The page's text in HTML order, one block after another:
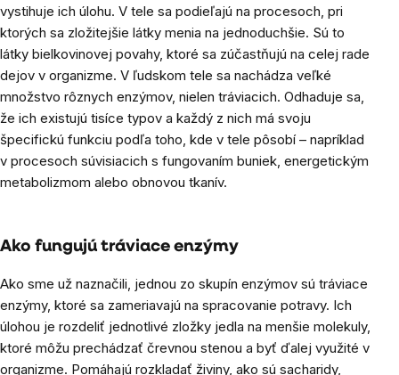
vystihuje ich úlohu. V tele sa podieľajú na procesoch, pri
ktorých sa zložitejšie látky menia na jednoduchšie. Sú to
látky bielkovinovej povahy, ktoré sa zúčastňujú na celej rade
dejov v organizme. V ľudskom tele sa nachádza veľké
množstvo rôznych enzýmov, nielen tráviacich. Odhaduje sa,
že ich existujú tisíce typov a každý z nich má svoju
špecifickú funkciu podľa toho, kde v tele pôsobí – napríklad
v procesoch súvisiacich s fungovaním buniek, energetickým
metabolizmom alebo obnovou tkanív.
Ako fungujú tráviace enzýmy
Ako sme už naznačili, jednou zo skupín enzýmov sú tráviace
enzýmy, ktoré sa zameriavajú na spracovanie potravy. Ich
úlohou je rozdeliť jednotlivé zložky jedla na menšie molekuly,
ktoré môžu prechádzať črevnou stenou a byť ďalej využité v
organizme. Pomáhajú rozkladať živiny, ako sú sacharidy,